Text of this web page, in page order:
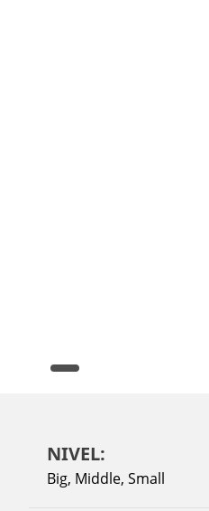
NIVEL:
Big, Middle, Small